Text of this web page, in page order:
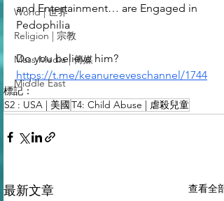
World | 世界
Religion | 宗教
Mass Media | 傳媒
Middle East
and Entertainment… are Engaged in
Pedophilia
Do you believe him?
https://t.me/keanureeveschannel/1744
標記：
S2 : USA | 美國T4: Child Abuse | 虐殺兒童
最新文章 查看全部